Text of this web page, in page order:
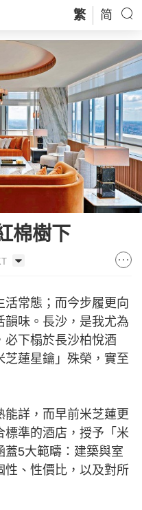
繁 简
棉樹下
常態；而今步履更向
韻味。長沙，是我尤為
必下榻於長沙柏悅酒
芝蓮星鑰」殊榮，實至
詳，而早前米芝蓮更
標準的酒店，授予「米
蓋5大範疇：建築與室
性、性價比，以及對所